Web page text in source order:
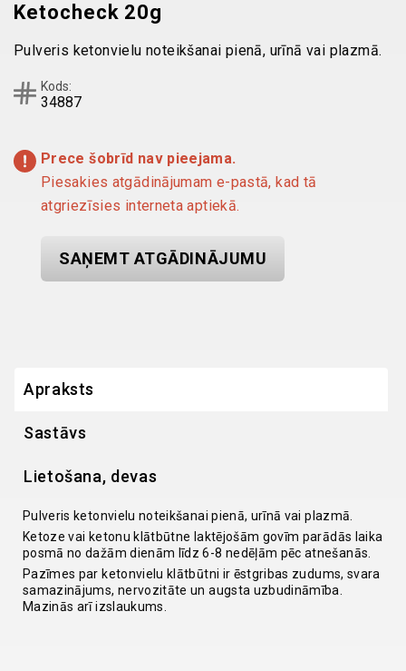
Ketocheck 20g
Pulveris ketonvielu noteikšanai pienā, urīnā vai plazmā.
Kods:
34887
Prece šobrīd nav pieejama.
Piesakies atgādinājumam e-pastā, kad tā
atgriezīsies interneta aptiekā.
SAŅEMT ATGĀDINĀJUMU
Apraksts
Sastāvs
Lietošana, devas
Pulveris ketonvielu noteikšanai pienā, urīnā vai plazmā.
Ketoze vai ketonu klātbūtne laktējošām govīm parādās laika
posmā no dažām dienām līdz 6-8 nedēļām pēc atnešanās.
Pazīmes par ketonvielu klātbūtni ir ēstgribas zudums, svara
samazinājums, nervozitāte un augsta uzbudināmība.
Mazinās arī izslaukums.